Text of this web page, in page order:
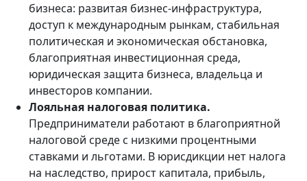
бизнеса: развитая бизнес-инфраструктура,
доступ к международным рынкам, стабильная
политическая и экономическая обстановка,
благоприятная инвестиционная среда,
юридическая защита бизнеса, владельца и
инвесторов компании.
Лояльная налоговая политика.
Предприниматели работают в благоприятной
налоговой среде с низкими процентными
ставками и льготами. В юрисдикции нет налога
на наследство, прирост капитала, прибыль,